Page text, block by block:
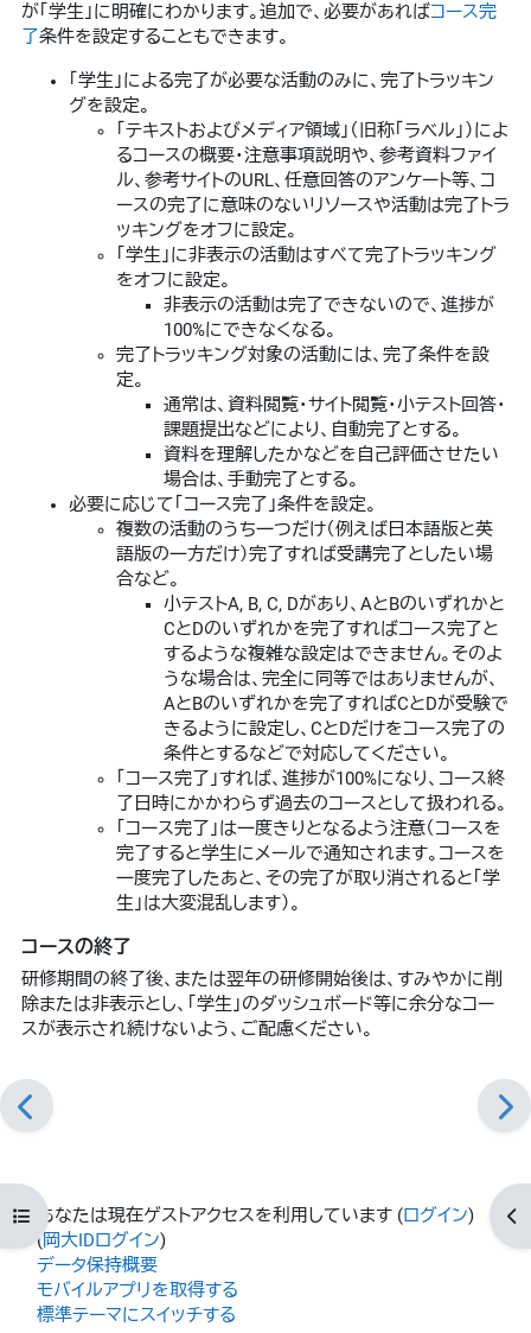
コースインデックスを開く ブ
が「学生」に明確にわかります。追加で、必要があればコース完
了条件を設定することもできます。
「学生」による完了が必要な活動のみに、完了トラッキン
グを設定。
「テキストおよびメディア領域」（旧称「ラベル」）によ
るコースの概要・注意事項説明や、参考資料ファイ
ル、参考サイトのURL、任意回答のアンケート等、コ
ースの完了に意味のないリソースや活動は完了トラ
ッキングをオフに設定。
「学生」に非表示の活動はすべて完了トラッキング
をオフに設定。
非表示の活動は完了できないので、進捗が
100%にできなくなる。
完了トラッキング対象の活動には、完了条件を設
定。
通常は、資料閲覧・サイト閲覧・小テスト回答・
課題提出などにより、自動完了とする。
資料を理解したかなどを自己評価させたい
場合は、手動完了とする。
必要に応じて「コース完了」条件を設定。
複数の活動のうち一つだけ（例えば日本語版と英
語版の一方だけ）完了すれば受講完了としたい場
合など。
小テストA, B, C, Dがあり、AとBのいずれかと
CとDのいずれかを完了すればコース完了と
するような複雑な設定はできません。そのよ
うな場合は、完全に同等ではありませんが、
AとBのいずれかを完了すればCとDが受験で
きるように設定し、CとDだけをコース完了の
条件とするなどで対応してください。
「コース完了」すれば、進捗が100%になり、コース終
了日時にかかわらず過去のコースとして扱われる。
「コース完了」は一度きりとなるよう注意（コースを
完了すると学生にメールで通知されます。コースを
一度完了したあと、その完了が取り消されると「学
生」は大変混乱します）。
コースの終了
研修期間の終了後、または翌年の研修開始後は、すみやかに削
除または非表示とし、「学生」のダッシュボード等に余分なコー
スが表示され続けないよう、ご配慮ください。
あなたは現在ゲストアクセスを利用しています (ログイン)
(岡大IDログイン)
データ保持概要
モバイルアプリを取得する
標準テーマにスイッチする